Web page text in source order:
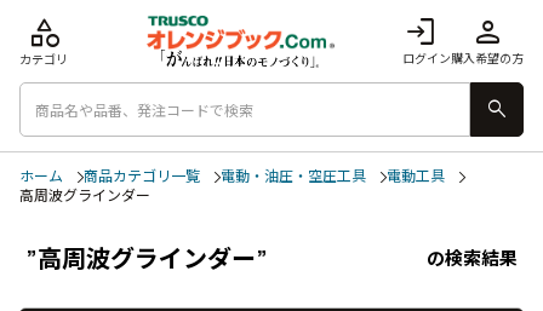
login
ログイン
person
購入希望の方
category
カテゴリ
search
ホーム 商品カテゴリ一覧 電動・油圧・空圧工具
電動工具
高周波グラインダー
”高周波グラインダー” の検索結果